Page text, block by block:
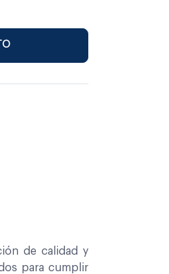
de calidad y
para cumplir